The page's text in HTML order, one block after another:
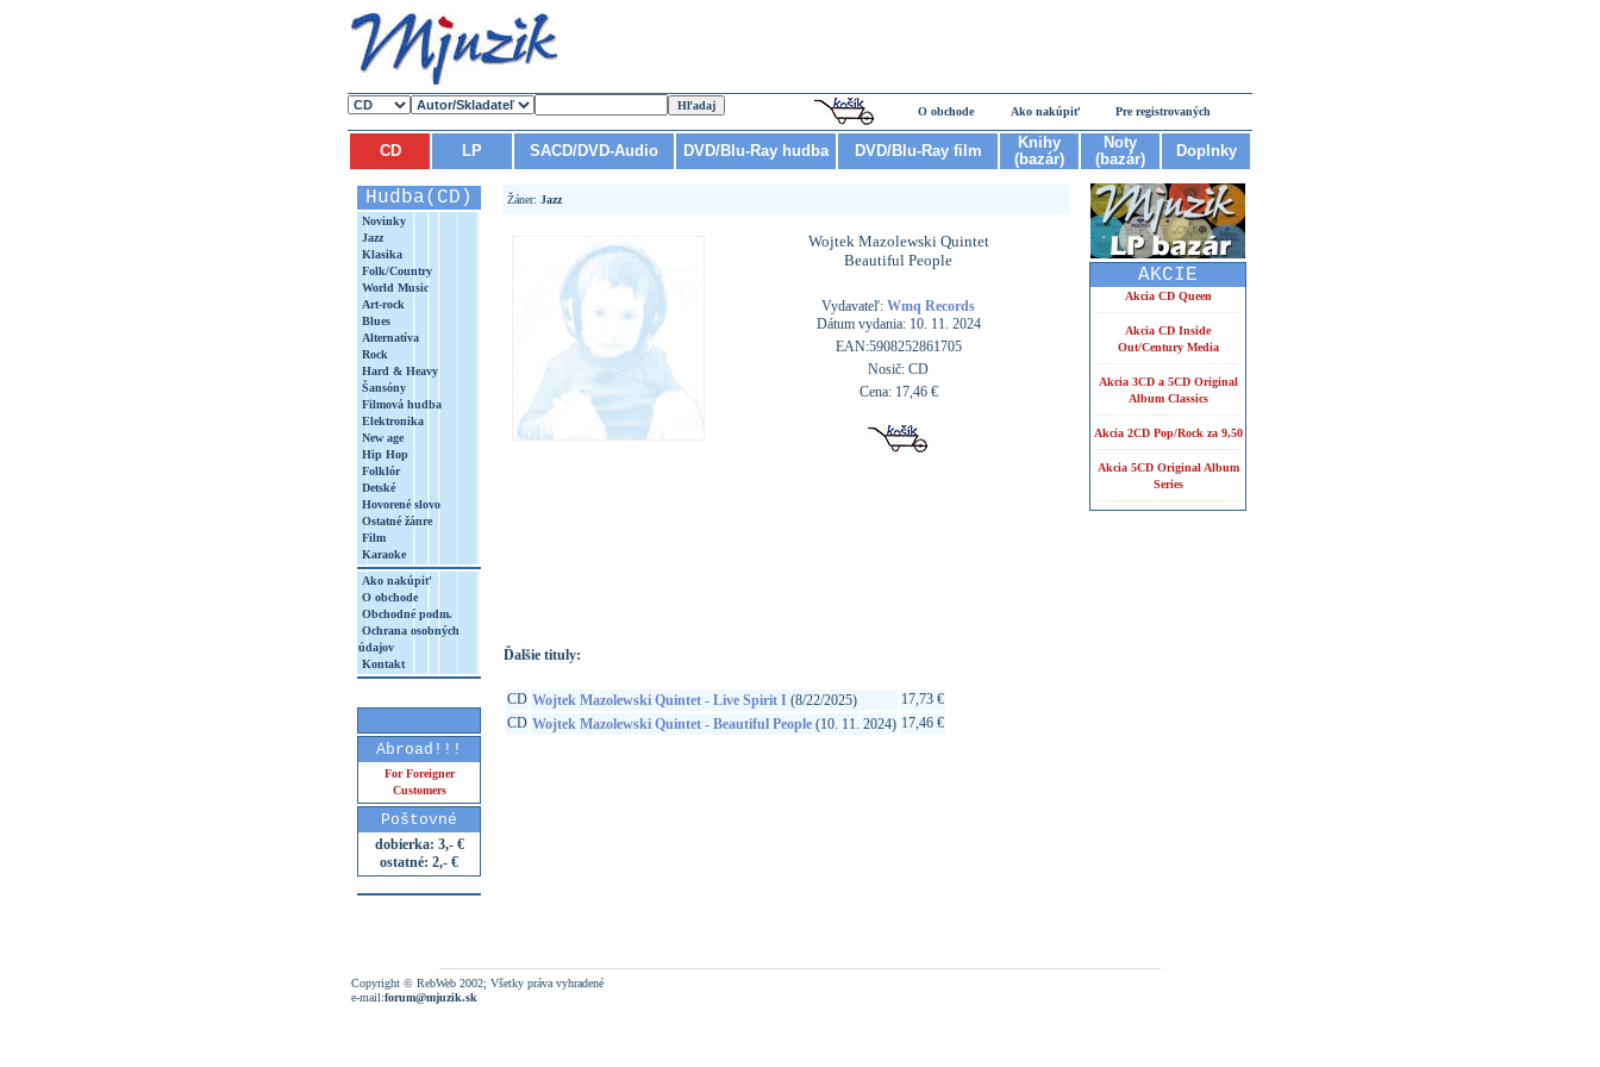
O obchode Ako nakúpiť Pre registrovaných
CD LP SACD/DVD-Audio DVD/Blu-Ray hudba DVD/Blu-Ray film
Knihy
(bazár)
Noty
(bazár)
Doplnky
Hudba(CD)
Novinky
Jazz
Klasika
Folk/Country
World Music
Art-rock
Blues
Alternatíva
Rock
Hard & Heavy
Šansóny
Filmová hudba
Elektronika
New age
Hip Hop
Folklór
Detské
Hovorené slovo
Ostatné žánre
Film
Karaoke
Ako nakúpiť
O obchode
Obchodné podm.
Ochrana osobných
údajov
Kontakt
Abroad!!!
For Foreigner
Customers
Poštovné
dobierka: 3,- €
ostatné: 2,- €
Žáner: Jazz
Wojtek Mazolewski Quintet
Beautiful People
Vydavateľ: Wmq Records
Dátum vydania: 10. 11. 2024
EAN:5908252861705
Nosič: CD
Cena: 17,46 €
Ďalšie tituly:
CD Wojtek Mazolewski Quintet - Live Spirit I (8/22/2025)
17,73 €
CD Wojtek Mazolewski Quintet - Beautiful People (10. 11. 2024) 17,46 €
AKCIE
Akcia CD Queen
Akcia CD Inside
Out/Century Media
Akcia 3CD a 5CD Original
Album Classics
Akcia 2CD Pop/Rock za 9,50
Akcia 5CD Original Album
Series
Copyright © RebWeb 2002; Všetky práva vyhradené
e-mail:forum@mjuzik.sk